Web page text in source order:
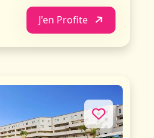
J'en Profite